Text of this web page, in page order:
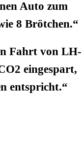
Auto zum
8 Brötchen.“
Fahrt von LH-
eingespart,
entspricht.“